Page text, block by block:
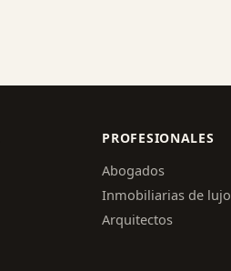
PROFESIONALES
Abogados
Inmobiliarias de lujo
Arquitectos